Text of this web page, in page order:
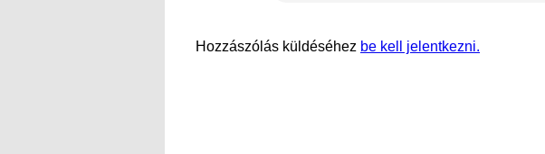
Hozzászólás küldéséhez be kell jelentkezni.